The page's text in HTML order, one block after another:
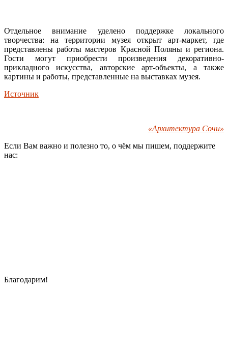
Отдельное внимание уделено поддержке локального
творчества: на территории музея открыт арт-маркет, где
представлены работы мастеров Красной Поляны и региона.
Гости могут приобрести произведения декоративно-
прикладного искусства, авторские арт-объекты, а также
картины и работы, представленные на выставках музея.
Источник
«Архитектура Сочи»
Если Вам важно и полезно то, о чём мы пишем, поддержите
нас:
Благодарим!